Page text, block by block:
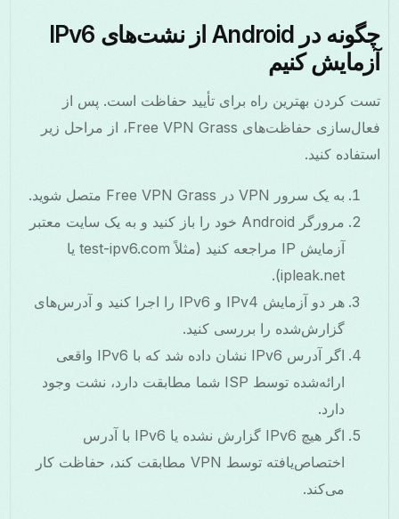
چگونه در Android از نشت‌های IPv6
آزمایش کنیم
تست کردن بهترین راه برای تأیید حفاظت است. پس از
فعال‌سازی حفاظت‌های Free VPN Grass، از مراحل زیر
استفاده کنید.
به یک سرور VPN در Free VPN Grass متصل شوید.
مرورگر Android خود را باز کنید و به یک سایت معتبر
آزمایش IP مراجعه کنید (مثلاً test-ipv6.com یا
ipleak.net).
هر دو آزمایش IPv4 و IPv6 را اجرا کنید و آدرس‌های
گزارش‌شده را بررسی کنید.
اگر آدرس IPv6 نشان داده شد که با IPv6 واقعی
ارائه‌شده توسط ISP شما مطابقت دارد، نشت وجود
دارد.
اگر هیچ IPv6 گزارش نشده یا IPv6 با آدرس
اختصاص‌یافته توسط VPN مطابقت کند، حفاظت کار
می‌کند.